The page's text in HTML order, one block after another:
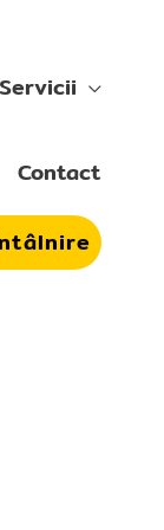
Servicii
Contact